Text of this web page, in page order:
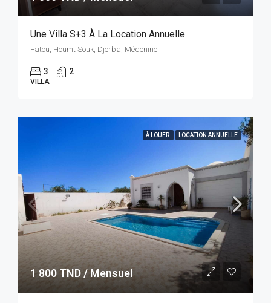
Une Villa S+3 À La Location Annuelle
Fatou, Houmt Souk, Djerba, Médenine
3 2
VILLA
À LOUER LOCATION ANNUELLE
1 800 TND / Mensuel